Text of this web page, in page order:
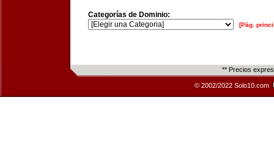
Categorías de Dominio:
[Pág.
** Precios
© 2002/2022 Solo10.com